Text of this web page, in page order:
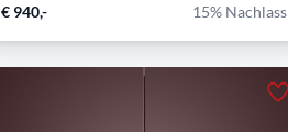
€ 940,- 15% Nachlass